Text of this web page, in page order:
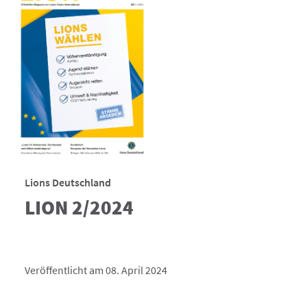
Lions Deutschland
LION 2/2024
Veröffentlicht am 08. April 2024